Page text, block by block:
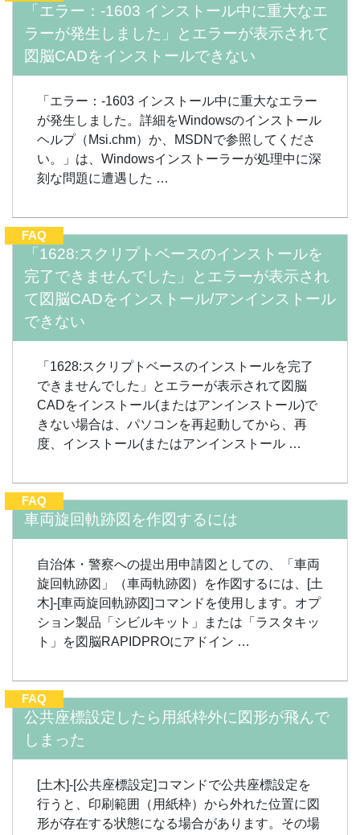
「エラー：-1603 インストール中に重大なエ
ラーが発生しました」とエラーが表示されて
図脳CADをインストールできない
「エラー：-1603 インストール中に重大なエラー
が発生しました。詳細をWindowsのインストール
ヘルプ（Msi.chm）か、MSDNで参照してくださ
い。」は、Windowsインストーラーが処理中に深
刻な問題に遭遇した …
FAQ
「1628:スクリプトベースのインストールを
完了できませんでした」とエラーが表示され
て図脳CADをインストール/アンインストール
できない
「1628:スクリプトベースのインストールを完了
できませんでした」とエラーが表示されて図脳
CADをインストール(またはアンインストール)で
きない場合は、パソコンを再起動してから、再
度、インストール(またはアンインストール …
FAQ
車両旋回軌跡図を作図するには
自治体・警察への提出用申請図としての、「車両
旋回軌跡図」（車両軌跡図）を作図するには、[土
木]-[車両旋回軌跡図]コマンドを使用します。オプ
ション製品「シビルキット」または「ラスタキッ
ト」を図脳RAPIDPROにアドイン …
FAQ
公共座標設定したら用紙枠外に図形が飛んで
しまった
[土木]-[公共座標設定]コマンドで公共座標設定を
行うと、印刷範囲（用紙枠）から外れた位置に図
形が存在する状態になる場合があります。その場